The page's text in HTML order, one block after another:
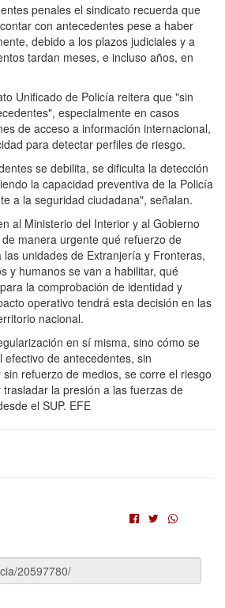
penales el sindicato recuerda que
con antecedentes pese a haber
debido a los plazos judiciales y a
tardan meses, e incluso años, en
Unificado de Policía reitera que "sin
especialmente en casos
de acceso a información internacional,
para detectar perfiles de riesgo.
se debilita, se dificulta la detección
la capacidad preventiva de la Policía
a la seguridad ciudadana", señalan.
al Ministerio del Interior y al Gobierno
manera urgente qué refuerzo de
unidades de Extranjería y Fronteras,
y humanos se van a habilitar, qué
la comprobación de identidad y
operativo tendrá esta decisión en las
nacional.
en sí misma, sino cómo se
efectivo de antecedentes, sin
refuerzo de medios, se corre el riesgo
la presión a las fuerzas de
el SUP. EFE